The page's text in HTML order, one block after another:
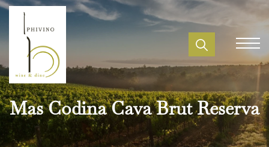
Mas Codina Cava Brut Reserva